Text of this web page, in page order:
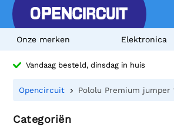
Onze merken Elektronica
Vandaag besteld, dinsdag in huis
Opencircuit Pololu Premium jumper
Categoriën